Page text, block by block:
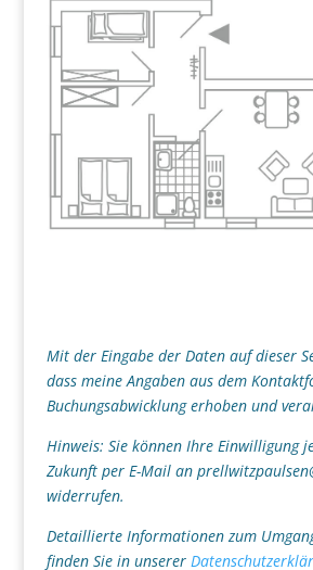
Mit der Eingabe der Daten auf dieser
dass meine Angaben aus dem
Buchungsabwicklung erhoben und
Hinweis: Sie können Ihre Einwilligung
Zukunft per E-Mail an
widerrufen.
Detaillierte Informationen zum
finden Sie in unserer